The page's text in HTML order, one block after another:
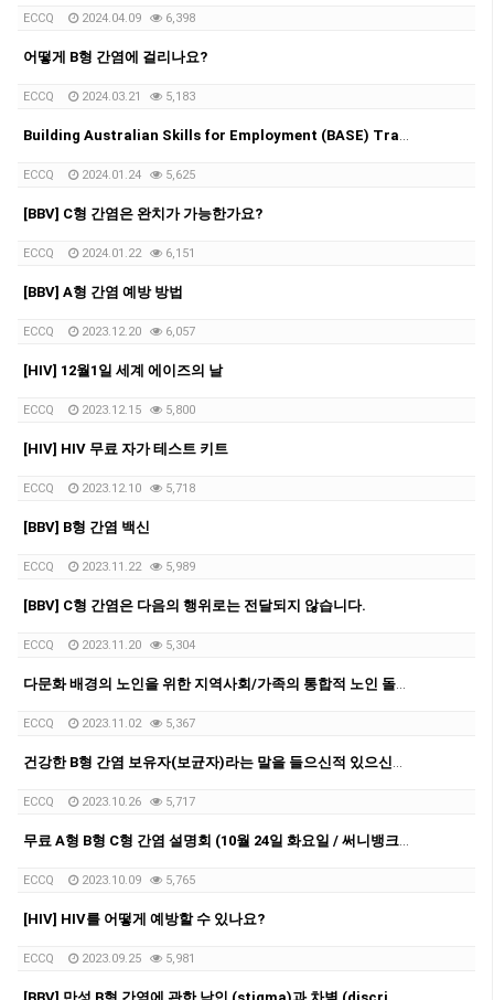
ECCQ 2024.04.09 6,398
어떻게 B형 간염에 걸리나요?
ECCQ 2024.03.21 5,183
Building Australian Skills for Employment (BASE) Traineeship Program 모집
ECCQ 2024.01.24 5,625
[BBV] C형 간염은 완치가 가능한가요?
ECCQ 2024.01.22 6,151
[BBV] A형 간염 예방 방법
ECCQ 2023.12.20 6,057
[HIV] 12월1일 세계 에이즈의 날
ECCQ 2023.12.15 5,800
[HIV] HIV 무료 자가 테스트 키트
ECCQ 2023.12.10 5,718
[BBV] B형 간염 백신
ECCQ 2023.11.22 5,989
[BBV] C형 간염은 다음의 행위로는 전달되지 않습니다.
ECCQ 2023.11.20 5,304
다문화 배경의 노인을 위한 지역사회/가족의 통합적 노인 돌봄 서비스 방안 연구 프로젝트 (UQ)
ECCQ 2023.11.02 5,367
건강한 B형 간염 보유자(보균자)라는 말을 들으신적 있으신가요?
ECCQ 2023.10.26 5,717
무료 A형 B형 C형 간염 설명회 (10월 24일 화요일 / 써니뱅크 힐스 쇼핑타운 내 도서관 미팅룸)
ECCQ 2023.10.09 5,765
[HIV] HIV를 어떻게 예방할 수 있나요?
ECCQ 2023.09.25 5,981